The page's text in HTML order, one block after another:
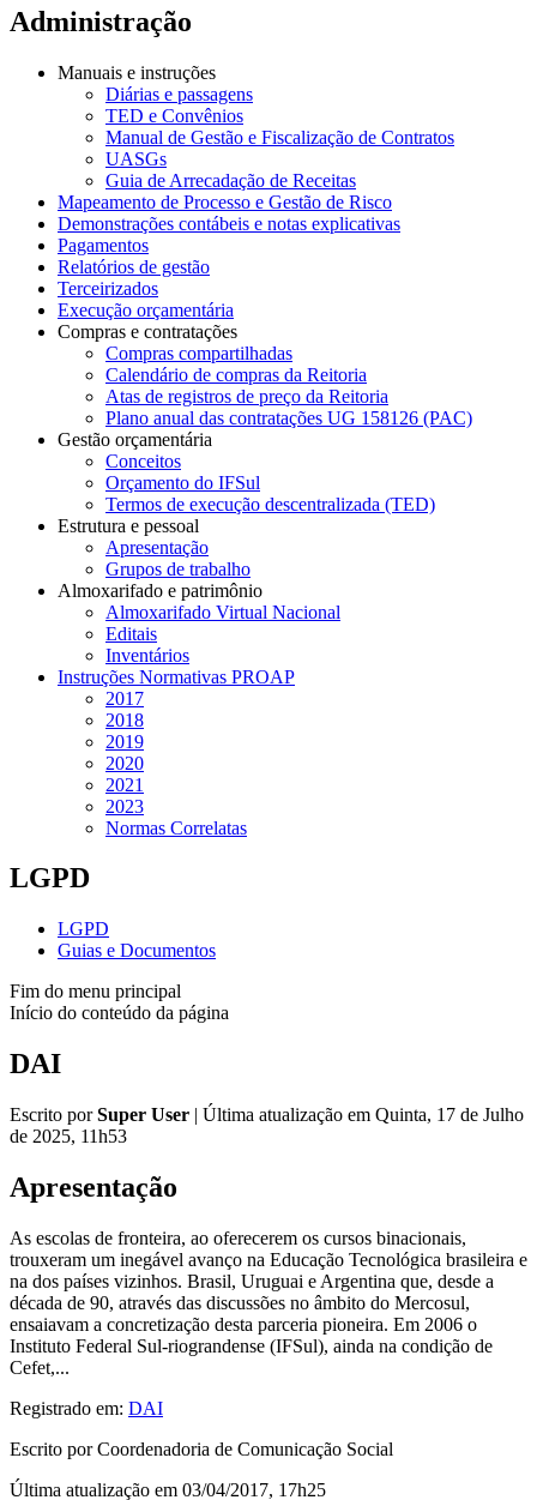
Administração
Manuais e instruções
Diárias e passagens
TED e Convênios
Manual de Gestão e Fiscalização de Contratos
UASGs
Guia de Arrecadação de Receitas
Mapeamento de Processo e Gestão de Risco
Demonstrações contábeis e notas explicativas
Pagamentos
Relatórios de gestão
Terceirizados
Execução orçamentária
Compras e contratações
Compras compartilhadas
Calendário de compras da Reitoria
Atas de registros de preço da Reitoria
Plano anual das contratações UG 158126 (PAC)
Gestão orçamentária
Conceitos
Orçamento do IFSul
Termos de execução descentralizada (TED)
Estrutura e pessoal
Apresentação
Grupos de trabalho
Almoxarifado e patrimônio
Almoxarifado Virtual Nacional
Editais
Inventários
Instruções Normativas PROAP
2017
2018
2019
2020
2021
2023
Normas Correlatas
LGPD
LGPD
Guias e Documentos
Fim do menu principal
Início do conteúdo da página
DAI
Escrito porSuper User | Última atualização em Quinta, 17 de Julho
de 2025, 11h53
Apresentação
As escolas de fronteira, ao oferecerem os cursos binacionais,
trouxeram um inegável avanço na Educação Tecnológica brasileira e
na dos países vizinhos. Brasil, Uruguai e Argentina que, desde a
década de 90, através das discussões no âmbito do Mercosul,
ensaiavam a concretização desta parceria pioneira. Em 2006 o
Instituto Federal Sul-riograndense (IFSul), ainda na condição de
Cefet,...
Registrado em: DAI
Escrito por Coordenadoria de Comunicação Social
Última atualização em 03/04/2017, 17h25